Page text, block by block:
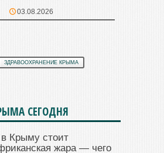
03.08.2026
ЗДРАВООХРАНЕНИЕ КРЫМА
СЕГОДНЯ
Крыму стоит
жара — чего